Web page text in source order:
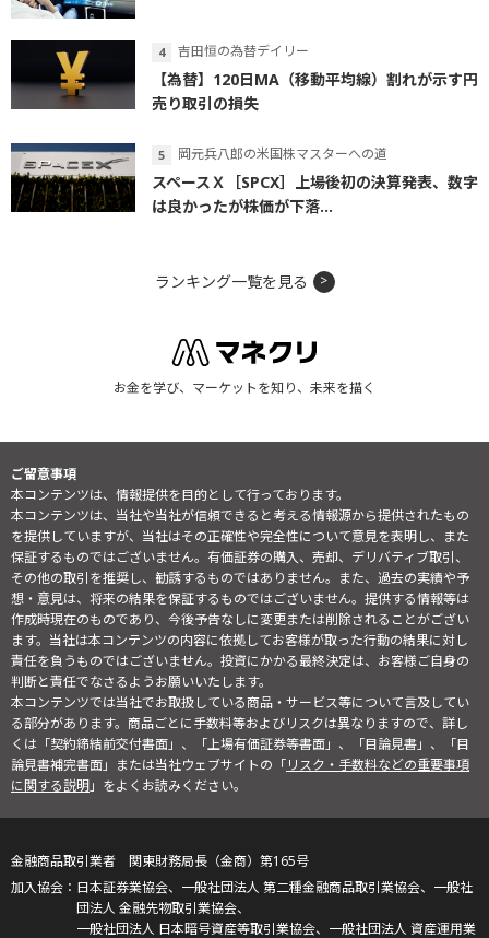
吉田恒の為替デイリー
【為替】120日MA（移動平均線）割れが示す円
売り取引の損失
岡元兵八郎の米国株マスターへの道
スペースＸ［SPCX］上場後初の決算発表、数字
は良かったが株価が下落...
ランキング一覧を見る
お金を学び、マーケットを知り、未来を描く
ご留意事項
本コンテンツは、情報提供を目的として行っております。
本コンテンツは、当社や当社が信頼できると考える情報源から提供されたもの
を提供していますが、当社はその正確性や完全性について意見を表明し、また
保証するものではございません。有価証券の購入、売却、デリバティブ取引、
その他の取引を推奨し、勧誘するものではありません。また、過去の実績や予
想・意見は、将来の結果を保証するものではございません。提供する情報等は
作成時現在のものであり、今後予告なしに変更または削除されることがござい
ます。当社は本コンテンツの内容に依拠してお客様が取った行動の結果に対し
責任を負うものではございません。投資にかかる最終決定は、お客様ご自身の
判断と責任でなさるようお願いいたします。
本コンテンツでは当社でお取扱している商品・サービス等について言及してい
る部分があります。商品ごとに手数料等およびリスクは異なりますので、詳し
くは「契約締結前交付書面」、「上場有価証券等書面」、「目論見書」、「目
論見書補完書面」または当社ウェブサイトの「リスク・手数料などの重要事項
に関する説明」をよくお読みください。
金融商品取引業者 関東財務局長（金商）第165号
日本証券業協会、一般社団法人 第二種金融商品取引業協会、一般社
団法人 金融先物取引業協会、
一般社団法人 日本暗号資産等取引業協会、一般社団法人 資産運用業